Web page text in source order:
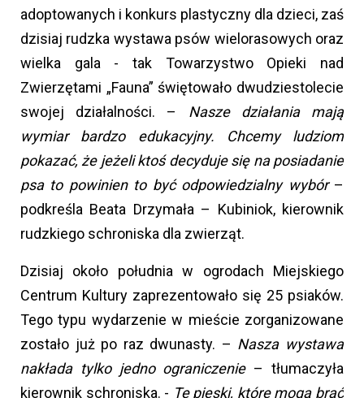
adoptowanych i konkurs plastyczny dla dzieci, zaś
dzisiaj rudzka wystawa psów wielorasowych oraz
wielka gala - tak Towarzystwo Opieki nad
Zwierzętami „Fauna” świętowało dwudziestolecie
swojej działalności. – Nasze działania mają
wymiar bardzo edukacyjny. Chcemy ludziom
pokazać, że jeżeli ktoś decyduje się na posiadanie
psa to powinien to być odpowiedzialny wybór–
podkreśla Beata Drzymała – Kubiniok, kierownik
rudzkiego schroniska dla zwierząt.
Dzisiaj około południa w ogrodach Miejskiego
Centrum Kultury zaprezentowało się 25 psiaków.
Tego typu wydarzenie w mieście zorganizowane
zostało już po raz dwunasty. – Nasza wystawa
nakłada tylko jedno ograniczenie– tłumaczyła
kierownik schroniska. - Te pieski, które mogą brać